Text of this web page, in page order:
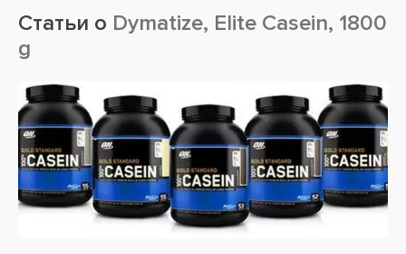
Статьи о Dymatize, Elite Casein, 1800
g